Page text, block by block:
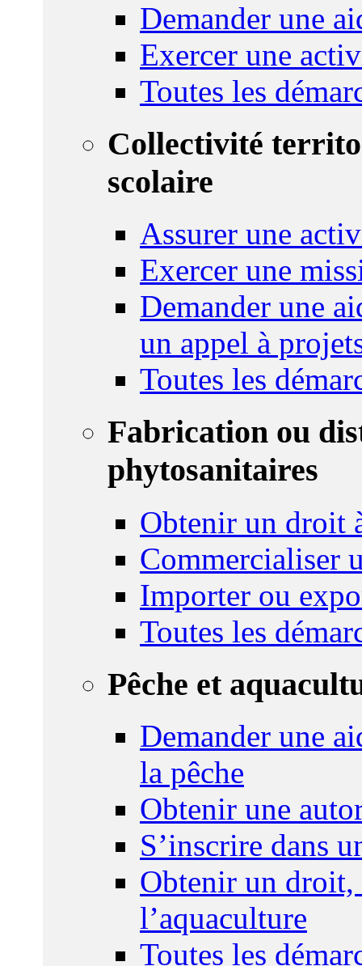
Demander une
Exercer une
Toutes les
Collectivité
scolaire
Assurer une
Exercer une
Demander une
un appel à
Toutes les
Fabrication ou
phytosanitaires
Obtenir un droit
Commercialiser
Importer ou
Toutes les
Pêche et
Demander une
la pêche
Obtenir une
S’inscrire dans
Obtenir un droit,
l’aquaculture
Toutes les